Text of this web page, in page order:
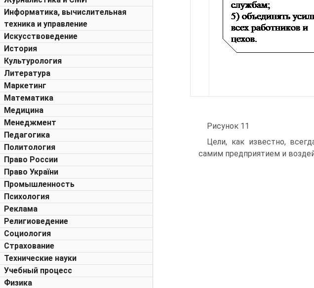
Информатика, вычислительная
техника и управление
Искусствоведение
История
Культурология
Литература
Маркетинг
Математика
Медицина
Менеджмент
Педагогика
Политология
Право России
Право України
Промышленность
Психология
Реклама
Религиоведение
Социология
Страхование
Технические науки
Учебный процесс
Физика
Рисунок 11
Цели, как известно,
самим предприятием и